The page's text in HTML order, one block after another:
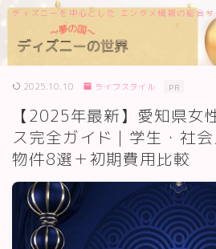
ディズニーを中心とした エンタメ情報の総合
サイトマップ
お問い合わせ
2025.10.10 ライフスタイル PR
【2025年最新】愛知県女
ス完全ガイド｜学生・社
物件8選＋初期費用比較